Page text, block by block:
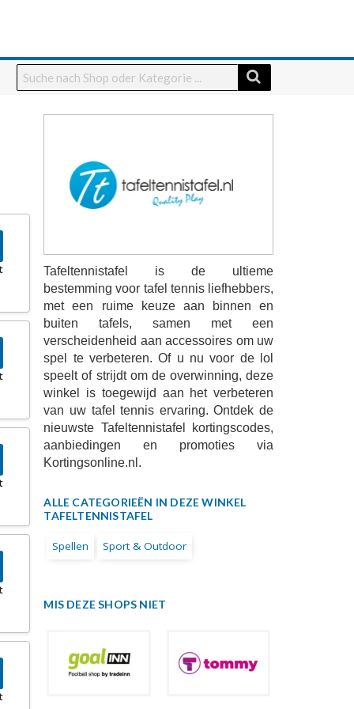
Tafeltennistafel is de ultieme
bestemming voor tafel tennis liefhebbers,
met een ruime keuze aan binnen en
buiten tafels, samen met een
verscheidenheid aan accessoires om uw
spel te verbeteren. Of u nu voor de lol
speelt of strijdt om de overwinning, deze
winkel is toegewijd aan het verbeteren
van uw tafel tennis ervaring. Ontdek de
nieuwste Tafeltennistafel kortingscodes,
aanbiedingen en promoties via
Kortingsonline.nl.
ALLE CATEGORIEËN IN DEZE WINKEL
TAFELTENNISTAFEL
Spellen Sport & Outdoor
MIS DEZE SHOPS NIET